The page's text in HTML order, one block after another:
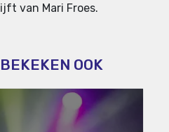
van Mari Froes.
OOK